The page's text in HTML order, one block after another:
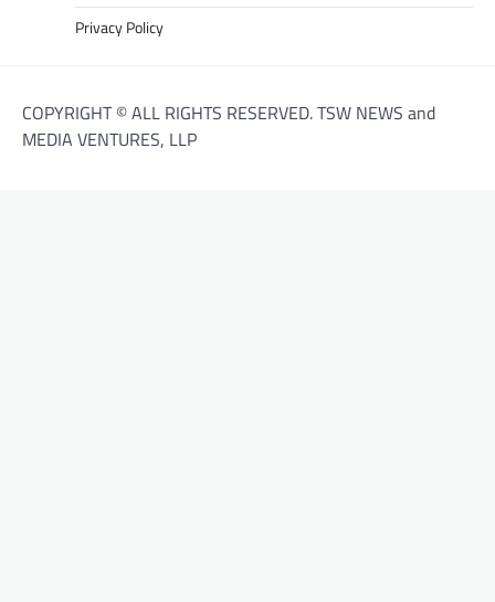
Privacy Policy
COPYRIGHT © ALL RIGHTS RESERVED. TSW NEWS and
MEDIA VENTURES, LLP